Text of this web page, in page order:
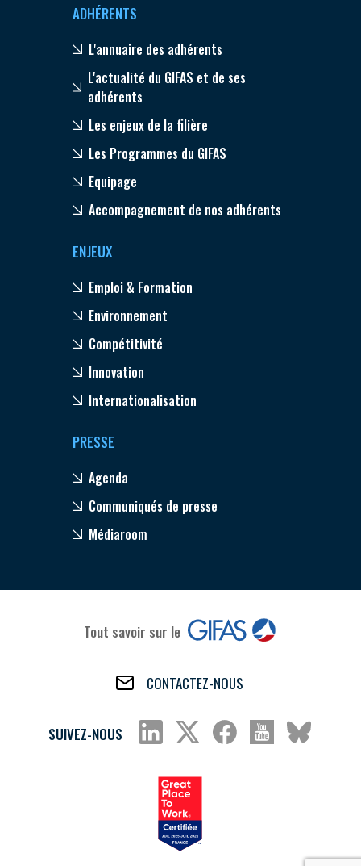
ADHÉRENTS
L'annuaire des adhérents
L'actualité du GIFAS et de ses
adhérents
Les enjeux de la filière
Les Programmes du GIFAS
Equipage
Accompagnement de nos adhérents
ENJEUX
Emploi & Formation
Environnement
Compétitivité
Innovation
Internationalisation
PRESSE
Agenda
Communiqués de presse
Médiaroom
Tout savoir sur le
CONTACTEZ-NOUS
SUIVEZ-NOUS